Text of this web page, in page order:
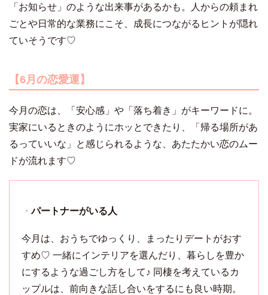
「お知らせ」のような出来事があるかも。人からの頼まれ
ごとや日常的な業務にこそ、成長につながるヒントが隠れ
ていそうです♡
【6月の恋愛運】
今月の恋は、「安心感」や「落ち着き」がキーワードに。
実家にいるときのようにホッとできたり、「帰る場所があ
るっていいな」と感じられるような、あたたかい恋のムー
ドが流れます♡
・パートナーがいる人
今月は、おうちでゆっくり、まったりデートがおす
すめ♡ 一緒にインテリアを選んだり、暮らしを豊か
にするような過ごし方をして♪ 同棲を考えているカ
ップルは、前向きな話し合いをするにも良い時期。